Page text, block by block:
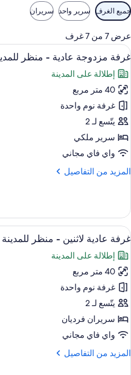
عوامل
التصفية
المتاحة
للغرف
جميع الغرف سرير واحد سريران
عرض 7 من 7 غرف
استعراض
جميع
صور
غرفة
مزدوجة
عادية
-
منظر
للمدينة
8
غرفة مزدوجة عادية - منظر
إطلالة على المدينة
40 متر مربع
غرفة نوم واحدة
يتّسع لـ 2
سرير ملكي
واي فاي مجاني
المزيد من التفاصيل
المزيد
غرفة
مزدوجة
عادية
منظر
للمدينة
استعراض
جميع
صور
غرفة
عادية
لاثنين
-
منظر
للمدينة
5
غرفة عادية لاثنين - منظر للمدينة
إطلالة على المدينة
40 متر مربع
غرفة نوم واحدة
يتّسع لـ 2
سريران فرديان
واي فاي مجاني
المزيد من التفاصيل
المزيد